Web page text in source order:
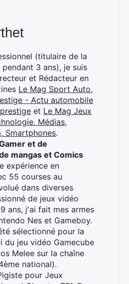
(titulaire de la
3 ans), je suis
et Rédacteur en
Le Mag Sport Auto,
- Actu automobile
et Le Mag Jeux
Médias,
Smartphones.
et de
mangas et Comics
expérience en
55 courses au
dans diverses
de jeux vidéo
ans, j'ai fait mes armes
Nes et Gameboy.
sélectionné pour la
du jeu vidéo Gamecube
Melee sur la chaîne
national).
pour Jeux